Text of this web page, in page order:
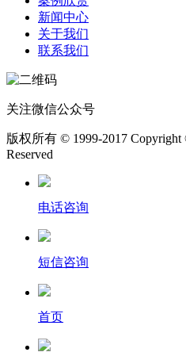
新闻中心
关于我们
联系我们
关注微信公众号
版权所有 © 1999-2017 Copyright
Reserved
电话咨询
短信咨询
首页